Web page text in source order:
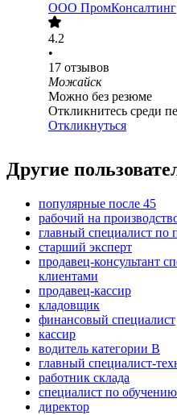
ООО ПромКонсалтинг
4.2
•
17 отзывов
Можайск
Можно без резюме
Откликнитесь среди
Откликнуться
Другие
популярные после 45
рабочий на
главный специалист по
старший эксперт
продавец-консультант
клиентами
продавец-кассир
кладовщик
финансовый специалист
кассир
водитель категории B
главный специалист-
работник склада
специалист по
директор